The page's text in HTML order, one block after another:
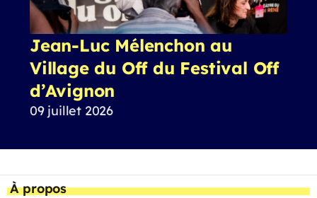
Jean-Luc Mélenchon au
Village du Off du Festival Off
d’Avignon
09 juillet 2026
À propos